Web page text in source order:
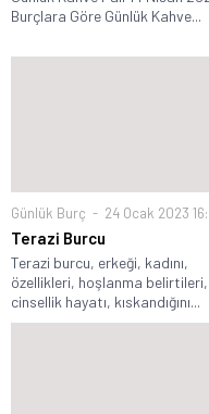
Burçlara Göre Günlük Kahve...
Günlük Burç 24 Ocak 2023
Terazi Burcu
Terazi burcu, erkeği, kadını,
özellikleri, hoşlanma belirtileri,
cinsellik hayatı, kıskandığını...